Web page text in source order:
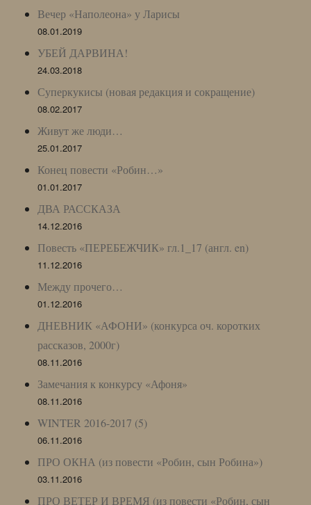
Вечер «Наполеона» у Ларисы
08.01.2019
УБЕЙ ДАРВИНА!
24.03.2018
Суперкукисы (новая редакция и сокращение)
08.02.2017
Живут же люди…
25.01.2017
Конец повести «Робин…»
01.01.2017
ДВА РАССКАЗА
14.12.2016
Повесть «ПЕРЕБЕЖЧИК» гл.1_17 (англ. en)
11.12.2016
Между прочего…
01.12.2016
ДНЕВНИК «АФОНИ» (конкурса оч. коротких
рассказов, 2000г)
08.11.2016
Замечания к конкурсу «Афоня»
08.11.2016
WINTER 2016-2017 (5)
06.11.2016
ПРО ОКНА (из повести «Робин, сын Робина»)
03.11.2016
ПРО ВЕТЕР И ВРЕМЯ (из повести «Робин, сын